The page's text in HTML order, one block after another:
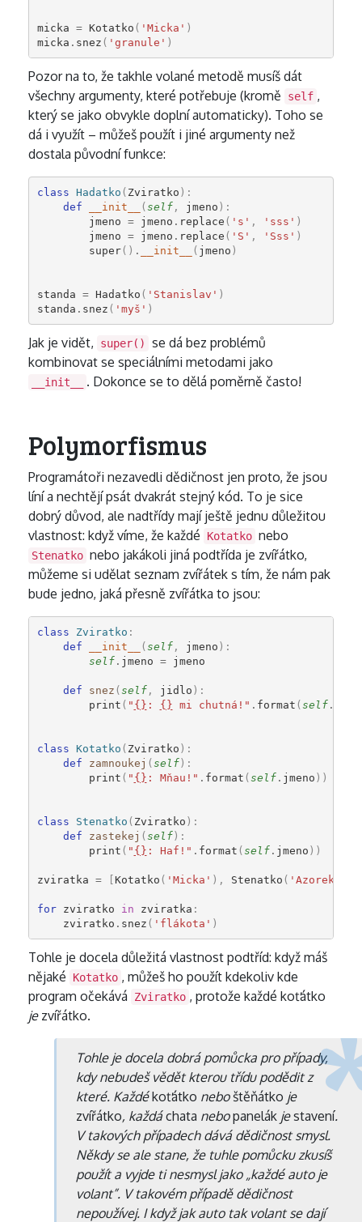
micka = Kotatko ( 'Micka' )
micka . snez ( 'granule' )
Pozor na to, že takhle volané metodě musíš dát
všechny argumenty, které potřebuje (kromě
self ,
který se jako obvykle doplní automaticky). Toho se
dá i využít – můžeš použít i jiné argumenty než
dostala původní funkce:
class Hadatko ( Zviratko ):
def
__init__ (self, jmeno ):
jmeno = jmeno . replace ( 's' , 'sss' )
jmeno = jmeno . replace ( 'S' , 'Sss' )
super() . __init__ ( jmeno )
standa = Hadatko ( 'Stanislav' )
standa . snez ( 'myš' )
Jak je vidět, super()
se dá bez problémů
kombinovat se speciálními metodami jako
__init__ . Dokonce se to dělá poměrně často!
Polymorfismus
Programátoři nezavedli dědičnost jen proto, že jsou
líní a nechtějí psát dvakrát stejný kód. To je sice
dobrý důvod, ale nadtřídy mají ještě jednu důležitou
vlastnost: když víme, že každé
Kotatko nebo
Stenatko nebo jakákoli jiná podtřída je zvířátko,
můžeme si udělat seznam zvířátek s tím, že nám pak
bude jedno, jaká přesně zvířátka to jsou:
class Zviratko :
def
__init__ (self, jmeno ):
self. jmeno = jmeno
def snez (self, jidlo ):
print ( " {} : {} mi chutná!" . format (self.
class Kotatko ( Zviratko ):
def
zamnoukej (self):
print ( " {} : Mňau!" . format (self. jmeno ))
class Stenatko ( Zviratko ):
def
zastekej (self):
print ( " {} : Haf!" . format (self. jmeno ))
zviratka = [Kotatko ( 'Micka' ), Stenatko ( 'Azorek'
for zviratko in zviratka :
zviratko . snez ( 'flákota' )
Tohle je docela důležitá vlastnost podtříd: když máš
nějaké
Kotatko , můžeš ho použít kdekoliv kde
program očekává
Zviratko , protože každé koťátko
jezvířátko.
Tohle je docela dobrá pomůcka pro případy,
kdy nebudeš vědět kterou třídu podědit z
které. Každékoťátko neboštěňátko je
zvířátko, každáchata nebopanelák jestavení.
V takových případech dává dědičnost smysl.
Někdy se ale stane, že tuhle pomůcku zkusíš
použít a vyjde ti nesmysl jako „každé auto je
volant”. V takovém případě dědičnost
nepoužívej. I když jak auto tak volant se dají